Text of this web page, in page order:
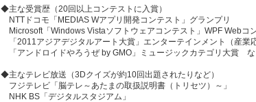
◆主な受賞歴（20回以上コンテストに入賞）
NTTドコモ「MEDIAS Wアプリ開発コンテスト」グランプリ
Microsoft「Windows Vistaソフトウェアコンテスト」WPF Webコ
「2011アジアデジタルアート大賞」エンターテインメント（産業
「アンドロイドやろうぜ by GMO」ミュージックカテゴリ大賞
◆主なテレビ放送（3Dクイズが約10回出題されたりなど）
フジテレビ「脳テレ～あたまの取扱説明書（トリセツ）～」
NHK BS「デジタルスタジアム」